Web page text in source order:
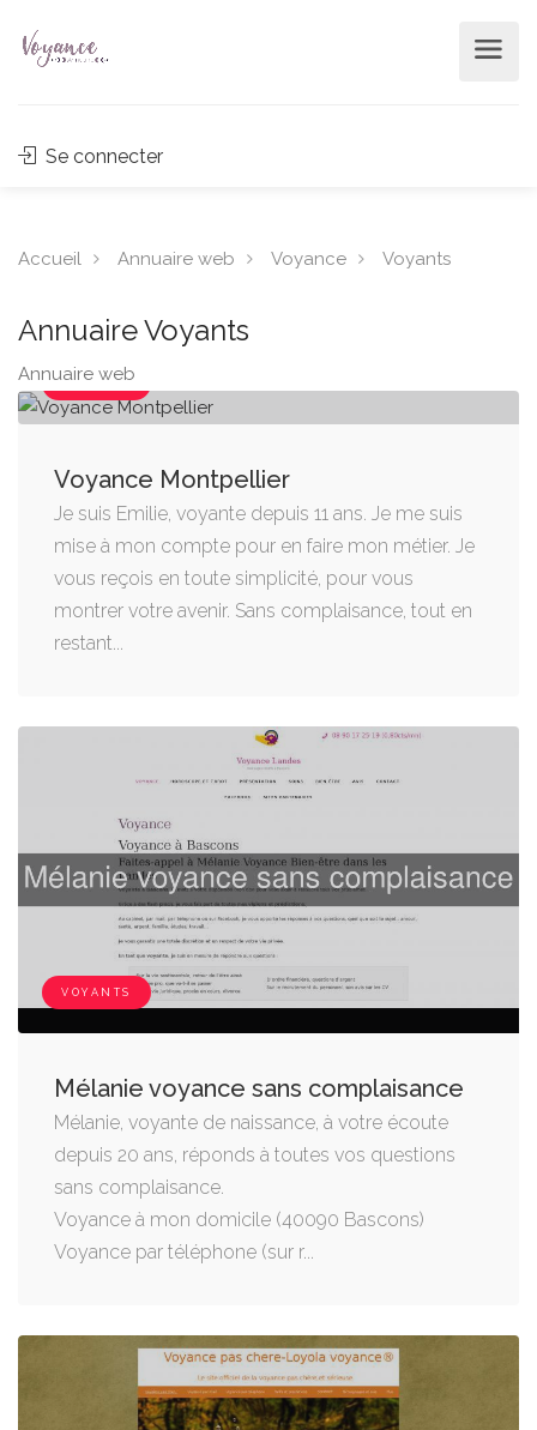
Se connecter
Accueil Annuaire web Voyance Voyants
Annuaire Voyants
Annuaire web
VOYANTS
Voyance Montpellier
Je suis Emilie, voyante depuis 11 ans. Je me suis
mise à mon compte pour en faire mon métier. Je
vous reçois en toute simplicité, pour vous
montrer votre avenir. Sans complaisance, tout en
restant...
VOYANTS
Mélanie voyance sans complaisance
Mélanie, voyante de naissance, à votre écoute
depuis 20 ans, réponds à toutes vos questions
sans complaisance.
Voyance à mon domicile (40090 Bascons)
Voyance par téléphone (sur r...